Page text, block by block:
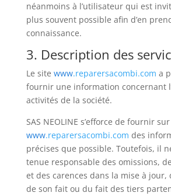
néanmoins à l’utilisateur qui est
plus souvent possible afin d’en
connaissance.
3. Description des
Le site www.reparersacombi.com a
fournir une information concernant
activités de la société.
SAS NEOLINE s’efforce de fournir
www.reparersacombi.com des
précises que possible. Toutefois, il
tenue responsable des omissions,
et des carences dans la mise à jour,
de son fait ou du fait des tiers